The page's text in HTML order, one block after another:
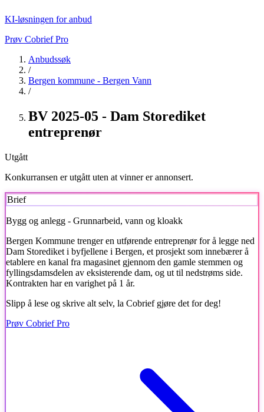
KI-løsningen for anbud
Prøv Cobrief Pro
Anbudssøk
/
Bergen kommune - Bergen Vann
/
BV 2025-05 - Dam Storediket
entreprenør
Utgått
Konkurransen er utgått uten at vinner er annonsert.
Brief
Bygg og anlegg - Grunnarbeid, vann og kloakk
Bergen Kommune trenger en utførende entreprenør for å legge ned
Dam Storediket i byfjellene i Bergen, et prosjekt som innebærer å
etablere en kanal fra magasinet gjennom den gamle stemmen og
fyllingsdamsdelen av eksisterende dam, og ut til nedstrøms side.
Kontrakten har en varighet på 1 år.
Slipp å lese og skrive alt selv, la Cobrief gjøre det for deg!
Prøv Cobrief Pro